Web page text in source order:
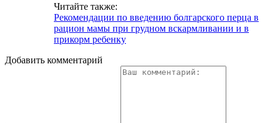
Должны ли настораживать белые выделения после овуляции?
Давайте разбираться!
Свежие публикации
Как принимать Азитромицин при цистите